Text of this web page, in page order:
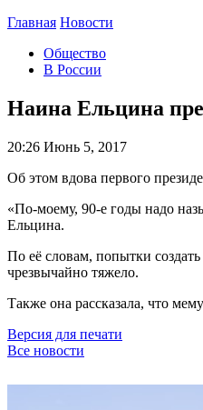
Главная Новости
Общество
В России
Наина Ельцина
20:26 Июнь 5, 2017
Об этом вдова первого
«По-моему, 90-е годы надо
Ельцина.
По её словам, попытки
чрезвычайно тяжело.
Также она рассказала, что
Версия для печати
Все новости